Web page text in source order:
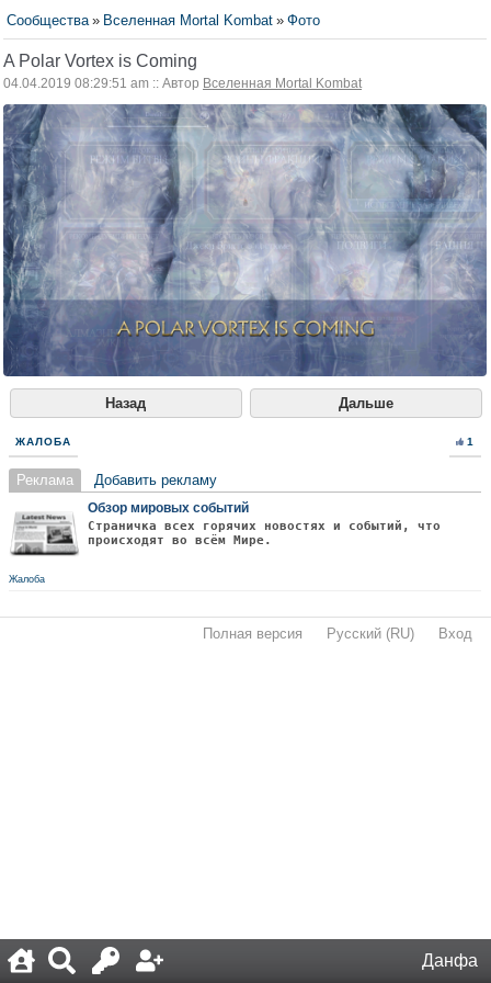
Данфа
Сообщества » Вселенная Mortal Kombat » Фото
A Polar Vortex is Coming
04.04.2019 08:29:51 am :: Автор Вселенная Mortal Kombat
Назад Дальше
ЖАЛОБА 1
Реклама Добавить рекламу
Обзор мировых событий
Страничка всех горячих новостях и событий, что
происходят во всём Мире.
Жалоба
Полная версия Русский (RU) Вход